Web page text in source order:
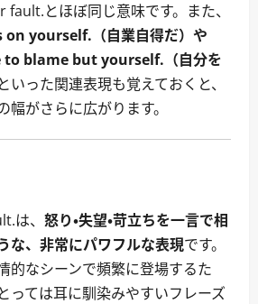
とほぼ同じ意味です。また、
yourself.（自業自得だ）や
blame but yourself.（自分を
といった関連表現も覚えておくと、
幅がさらに広がります。
は、 怒り・失望・苛立ちを一言で相
な、非常にパワフルな表現です。
的なシーンで頻繁に登場するた
っては耳に馴染みやすいフレーズ